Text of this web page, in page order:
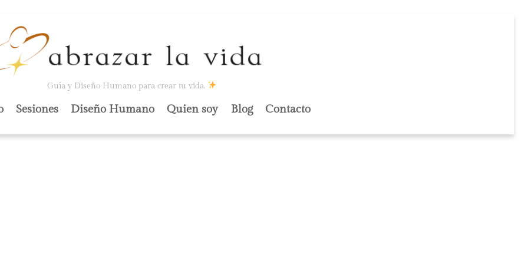
Guía y Diseño Humano para crear tu vida.
Sesiones Diseño Humano Quien soy Blog Contacto